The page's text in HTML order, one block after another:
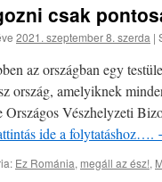
csak
2021. szeptember 8. szerda |
az országban egy
ország, amelyiknek
Országos Vészhelyzeti
ide a folytatáshoz….
Ez Románia, megáll az ész!,